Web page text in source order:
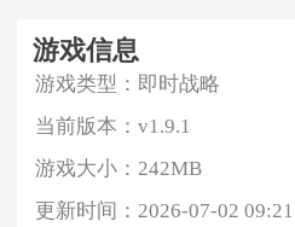
游戏信息
游戏类型： 即时战略
当前版本：v1.9.1
游戏大小：242MB
更新时间：2026-07-02 09:21